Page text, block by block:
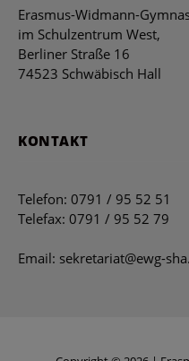
Erasmus-Widmann-
im Schulzentrum West,
Berliner Straße 16
74523 Schwäbisch Hall
KONTAKT
Telefon: 0791 / 95 52 51
Telefax: 0791 / 95 52 79
Email: sekretariat@ewg-